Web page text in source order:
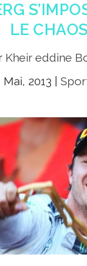
LE CHAOS
Kheir eddine
Mai, 2013